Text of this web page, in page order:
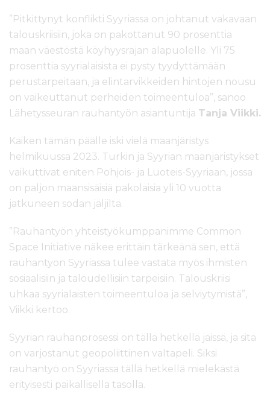
”Pitkittynyt konflikti Syyriassa on johtanut vakavaan
talouskriisiin, joka on pakottanut 90 prosenttia
maan väestöstä köyhyysrajan alapuolelle. Yli 75
prosenttia syyrialaisista ei pysty tyydyttämään
perustarpeitaan, ja elintarvikkeiden hintojen nousu
on vaikeuttanut perheiden toimeentuloa”, sanoo
Lähetysseuran rauhantyön asiantuntija Tanja Viikki.
Kaiken tämän päälle iski vielä maanjäristys
helmikuussa 2023. Turkin ja Syyrian maanjäristykset
vaikuttivat eniten Pohjois- ja Luoteis-Syyriaan, jossa
on paljon maansisäisiä pakolaisia yli 10 vuotta
jatkuneen sodan jäljiltä.
”Rauhantyön yhteistyökumppanimme Common
Space Initiative näkee erittäin tärkeänä sen, että
rauhantyön Syyriassa tulee vastata myös ihmisten
sosiaalisiin ja taloudellisiin tarpeisiin. Talouskriisi
uhkaa syyrialaisten toimeentuloa ja selviytymistä”,
Viikki kertoo.
Syyrian rauhanprosessi on tällä hetkellä jäissä, ja sitä
on varjostanut geopoliittinen valtapeli. Siksi
rauhantyö on Syyriassa tällä hetkellä mielekästä
erityisesti paikallisella tasolla.